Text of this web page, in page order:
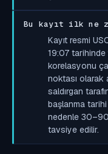
Bu kayıt ilk ne
Kayıt resmi
19:07 tarihinde
korelasyonu
noktası olarak
saldırgan
başlanma
nedenle
tavsiye edilir.